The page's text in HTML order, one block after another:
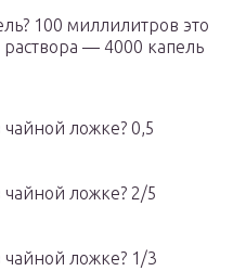
100 миллилитров это
— 4000 капель
чайной ложке? 0,5
чайной ложке? 2/5
чайной ложке? 1/3